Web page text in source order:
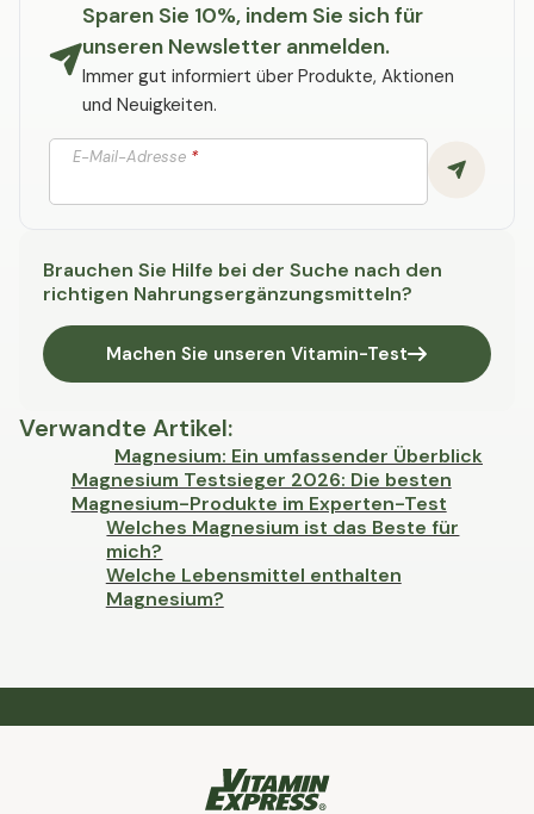
Sparen Sie 10%, indem Sie sich für
unseren Newsletter anmelden.
Immer gut informiert über Produkte, Aktionen
und Neuigkeiten.
E-Mail-Adresse *
Brauchen Sie Hilfe bei der Suche nach den
richtigen Nahrungsergänzungsmitteln?
Machen Sie unseren Vitamin-Test
Verwandte Artikel:
Magnesium: Ein umfassender Überblick
Magnesium Testsieger 2026: Die besten
Magnesium-Produkte im Experten-Test
Welches Magnesium ist das Beste für
mich?
Welche Lebensmittel enthalten
Magnesium?